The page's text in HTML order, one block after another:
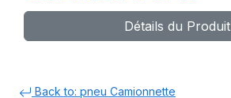
Détails du Produit
Back to: pneu Camionnette